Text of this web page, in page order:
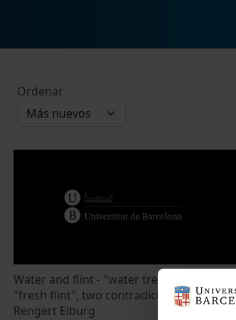
Ordenar
Water and flint - "water treatment" and
"fresh flint", two contradictory concepts?
Rengert Elburg